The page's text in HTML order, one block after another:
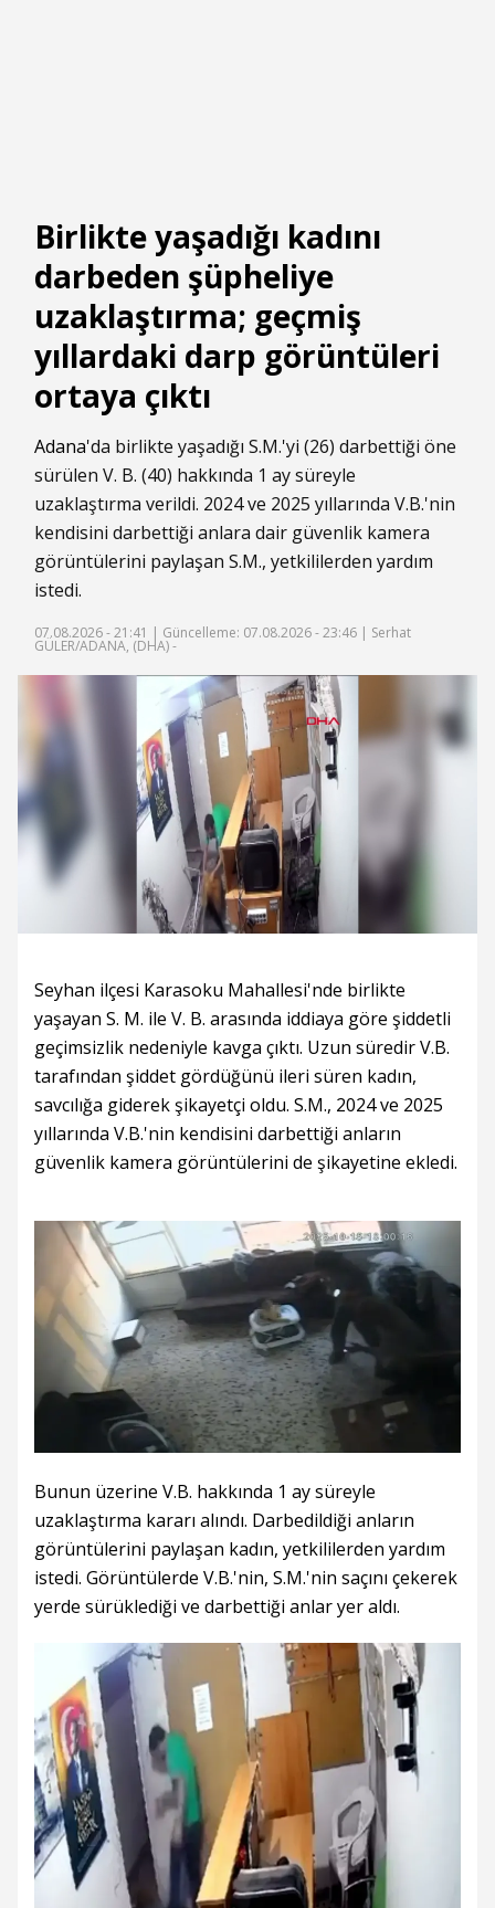
Birlikte yaşadığı kadını
darbeden şüpheliye
uzaklaştırma; geçmiş
yıllardaki darp görüntüleri
ortaya çıktı
Adana'da birlikte yaşadığı S.M.'yi (26) darbettiği öne
sürülen V. B. (40) hakkında 1 ay süreyle
uzaklaştırma verildi. 2024 ve 2025 yıllarında V.B.'nin
kendisini darbettiği anlara dair güvenlik kamera
görüntülerini paylaşan S.M., yetkililerden yardım
istedi.
07.08.2026 - 21:41 | Güncelleme: 07.08.2026 - 23:46 | Serhat
GÜLER/ADANA, (DHA) -
/
Toplam
Süre Yüklendi:
0%
Yükleniyor
0%
Seyhan ilçesi Karasoku Mahallesi'nde birlikte
yaşayan S. M. ile V. B. arasında iddiaya göre şiddetli
geçimsizlik nedeniyle kavga çıktı. Uzun süredir V.B.
tarafından şiddet gördüğünü ileri süren kadın,
savcılığa giderek şikayetçi oldu. S.M., 2024 ve 2025
yıllarında V.B.'nin kendisini darbettiği anların
güvenlik kamera görüntülerini de şikayetine ekledi.
Bunun üzerine V.B. hakkında 1 ay süreyle
uzaklaştırma kararı alındı. Darbedildiği anların
görüntülerini paylaşan kadın, yetkililerden yardım
istedi. Görüntülerde V.B.'nin, S.M.'nin saçını çekerek
yerde sürüklediği ve darbettiği anlar yer aldı.